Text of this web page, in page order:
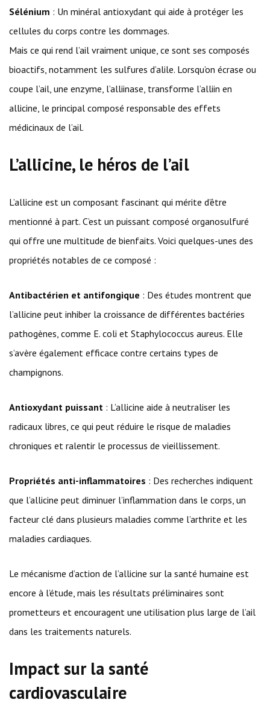
Sélénium : Un minéral antioxydant qui aide à protéger les
cellules du corps contre les dommages.
Mais ce qui rend l’ail vraiment unique, ce sont ses composés
bioactifs, notamment les sulfures d’alile. Lorsqu’on écrase ou
coupe l’ail, une enzyme, l’alliinase, transforme l’alliin en
allicine, le principal composé responsable des effets
médicinaux de l’ail.
L’allicine, le héros de l’ail
L’allicine est un composant fascinant qui mérite d’être
mentionné à part. C’est un puissant composé organosulfuré
qui offre une multitude de bienfaits. Voici quelques-unes des
propriétés notables de ce composé :
Antibactérien et antifongique : Des études montrent que
l’allicine peut inhiber la croissance de différentes bactéries
pathogènes, comme E. coli et Staphylococcus aureus. Elle
s’avère également efficace contre certains types de
champignons.
Antioxydant puissant : L’allicine aide à neutraliser les
radicaux libres, ce qui peut réduire le risque de maladies
chroniques et ralentir le processus de vieillissement.
Propriétés anti-inflammatoires : Des recherches indiquent
que l’allicine peut diminuer l’inflammation dans le corps, un
facteur clé dans plusieurs maladies comme l’arthrite et les
maladies cardiaques.
Le mécanisme d’action de l’allicine sur la santé humaine est
encore à l’étude, mais les résultats préliminaires sont
prometteurs et encouragent une utilisation plus large de l’ail
dans les traitements naturels.
Impact sur la santé
cardiovasculaire